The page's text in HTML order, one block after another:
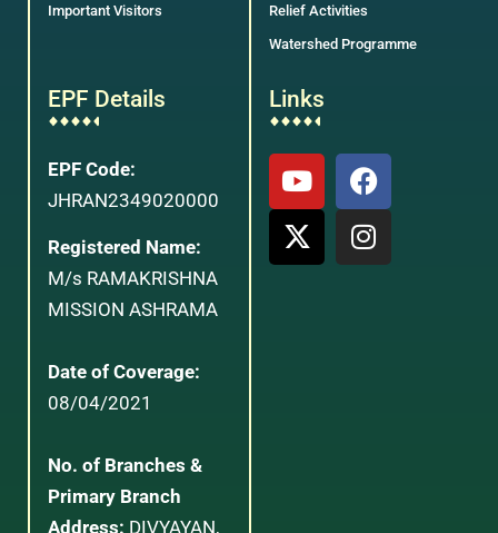
Important Visitors
Relief Activities
Watershed Programme
EPF Details
EPF Code:
JHRAN2349020000
Registered Name:
M/s RAMAKRISHNA
MISSION ASHRAMA
Date of Coverage:
08/04/2021
No. of Branches &
Primary Branch
Address: DIVYAYAN,
Links